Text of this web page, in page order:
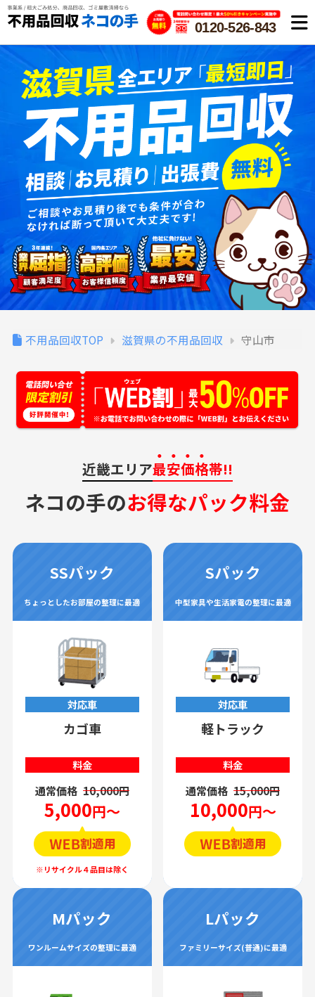
0120-526-843
不用品回収TOP 滋賀県の不用品回収 守山市
近畿エリア最安価格帯!!
ネコの手のお得なパック料金
SSパック
ちょっとしたお部屋の整理に最適
対応車
カゴ車
料金
通常価格 10,000円
5,000円～
Sパック
中型家具や生活家電の整理に最適
対応車
軽トラック
料金
通常価格 15,000円
10,000円～
Mパック
ワンルームサイズの整理に最適
Lパック
ファミリーサイズ(普通)に最適